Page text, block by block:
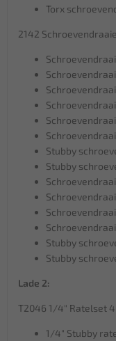
Torx
2142
Stubby
Stubby
Stubby
Stubby
Lade 2:
T2046 1/4" Ratelset
1/4" Stubby